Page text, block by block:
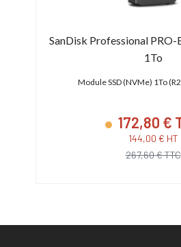
SanDisk Professional PRO-
1To
Module SSD (NVMe) 1To
172,80 €
144,00 € HT
267,60 € TTC